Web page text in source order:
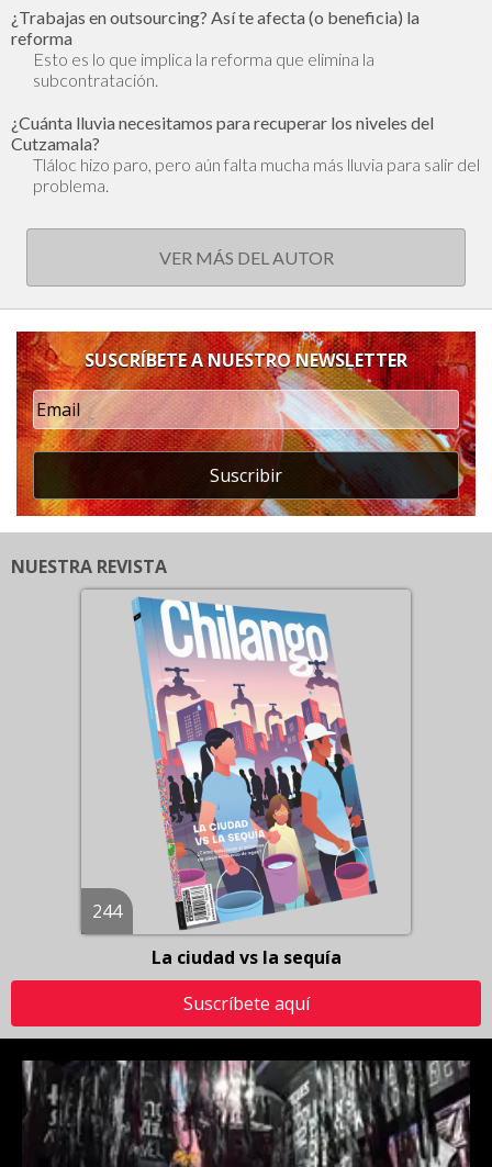
¿Trabajas en outsourcing? Así te afecta (o beneficia) la
reforma
Esto es lo que implica la reforma que elimina la
subcontratación.
¿Cuánta lluvia necesitamos para recuperar los niveles del
Cutzamala?
Tláloc hizo paro, pero aún falta mucha más lluvia para salir del
problema.
VER MÁS DEL AUTOR
SUSCRÍBETE A NUESTRO NEWSLETTER
Suscribir
NUESTRA REVISTA
244
La ciudad vs la sequía
Suscríbete aquí